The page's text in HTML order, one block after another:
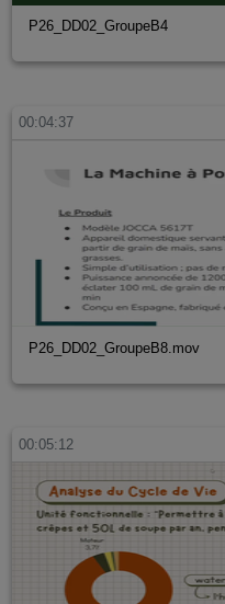
P26_DD02_GroupeB4
00:04:37
P26_DD02_GroupeB8.mov
00:05:12